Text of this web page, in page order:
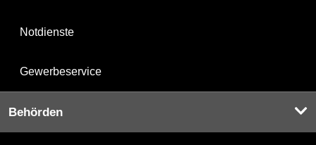
Notdienste
Gewerbeservice
Behörden